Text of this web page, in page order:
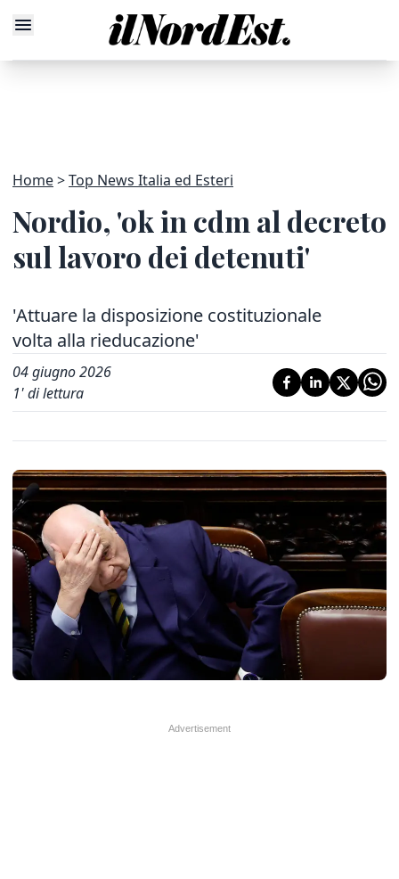
Home Top News Italia ed Esteri
Nordio, 'ok in cdm al decreto
sul lavoro dei detenuti'
'Attuare la disposizione costituzionale
volta alla rieducazione'
04 giugno 2026
1' di lettura